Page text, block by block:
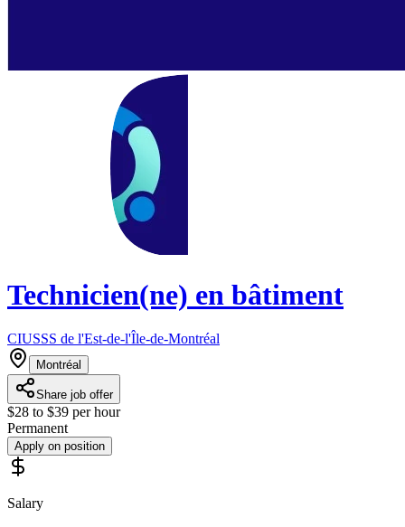
Technicien(ne) en bâtiment
CIUSSS de l'Est-de-l'Île-de-Montréal
Montréal
Share job offer
$28 to $39 per hour
Permanent
Apply on position
Salary